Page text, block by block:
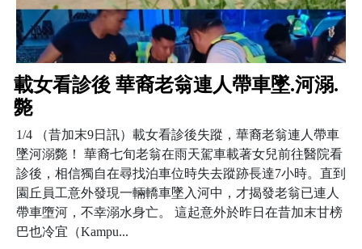
載女看診後 華裔老翁連人帶車墜.河溺.
斃
1/4 （昔加末9日訊）載女看診後失蹤，華裔老翁連人帶車
墜河溺斃！ 華裔七旬老翁在雨天駕車載著女兒前往醫院看
診後，相信獨自在尋找泊車位時失去蹤跡長達7小時。直到
園丘員工意外發現一輛轎車墜入河中，才揭發老翁已連人
帶車墮河，不幸溺水身亡。 這起意外於昨日在昔加末甘榜
巴也冷宜（Kampu...